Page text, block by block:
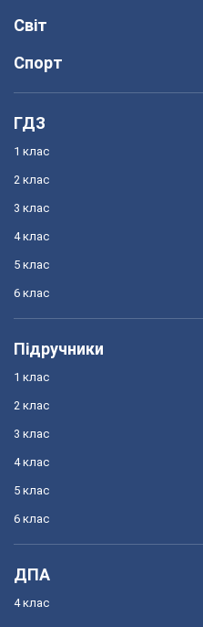
Світ
Спорт
ГДЗ
1 клас
2 клас
3 клас
4 клас
5 клас
6 клас
Підручники
1 клас
2 клас
3 клас
4 клас
5 клас
6 клас
ДПА
4 клас